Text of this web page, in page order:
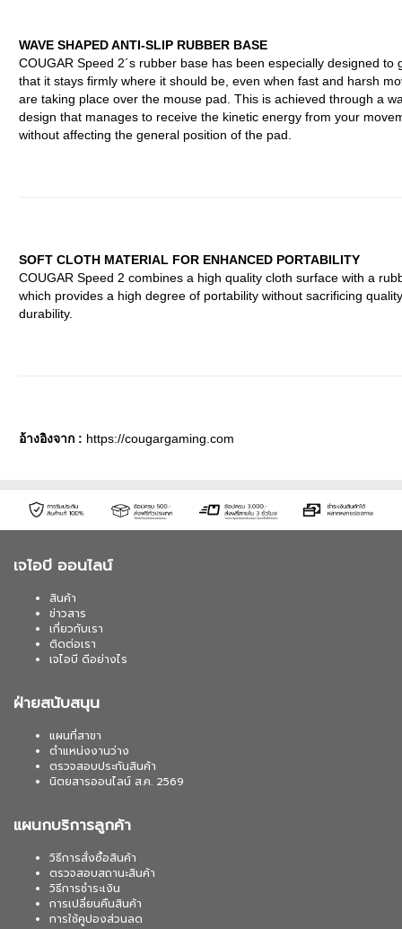
WAVE SHAPED ANTI-SLIP RUBBER BASE
COUGAR Speed 2´s rubber base has been especially designed to
that it stays firmly where it should be, even when fast and harsh
are taking place over the mouse pad. This is achieved through a
design that manages to receive the kinetic energy from your
without affecting the general position of the pad.
SOFT CLOTH MATERIAL FOR ENHANCED PORTABILITY
COUGAR Speed 2 combines a high quality cloth surface with a
which provides a high degree of portability without sacrificing
durability.
อ้างอิงจาก : https://cougargaming.com
เจไอบี ออนไลน์
สินค้า
ข่าวสาร
เกี่ยวกับเรา
ติดต่อเรา
เจไอบี ดีอย่างไร
ฝ่ายสนับสนุน
แผนที่สาขา
ตำแหน่งงานว่าง
ตรวจสอบประกันสินค้า
นิตยสารออนไลน์ ส.ค. 2569
แผนกบริการลูกค้า
วิธีการสั่งซื้อสินค้า
ตรวจสอบสถานะสินค้า
วิธีการชำระเงิน
การเปลี่ยนคืนสินค้า
การใช้คูปองส่วนลด